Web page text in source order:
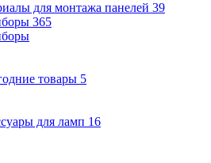
для монтажа панелей 39
365
товары 5
для ламп 16